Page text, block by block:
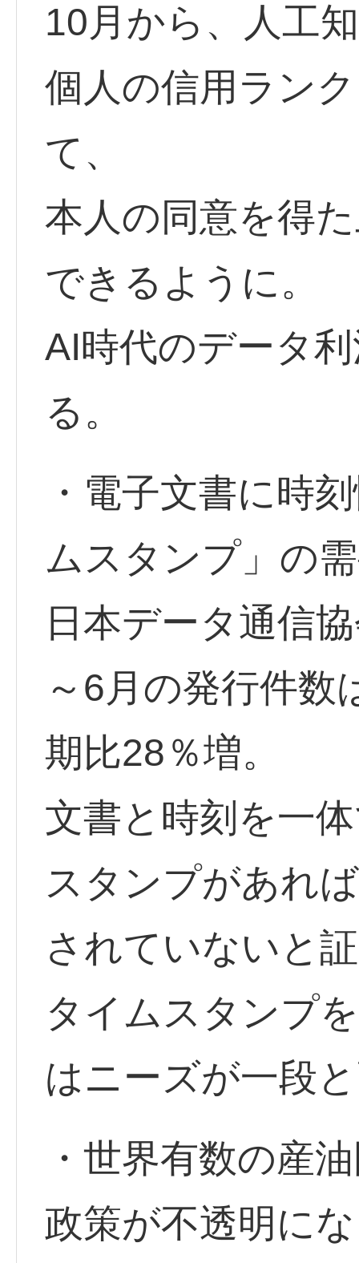
10月から、人工
個人の信用ラン
て、
本人の同意を得
できるように。
AI時代のデータ
る。
・電子文書に時
ムスタンプ」の
日本データ通信
～6月の発行件数
期比28％増。
文書と時刻を一
スタンプがあれ
されていないと
タイムスタンプ
はニーズが一段
・世界有数の産
政策が不透明に